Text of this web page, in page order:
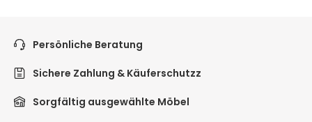
Persönliche Beratung
Sichere Zahlung & Käuferschutzz
Sorgfältig ausgewählte Möbel